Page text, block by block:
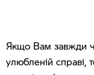
Якщо Вам завжди
улюбленій